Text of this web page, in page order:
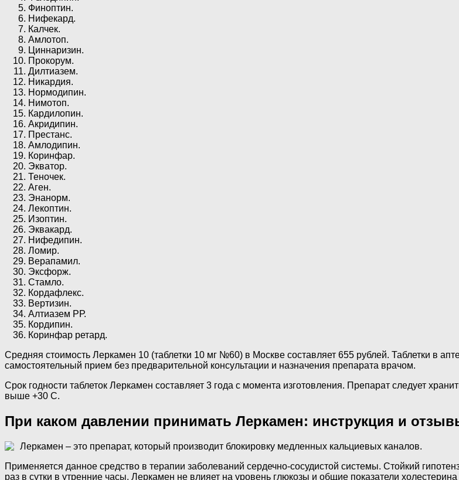
Финоптин.
Нифекард.
Калчек.
Амлотоп.
Циннаризин.
Прокорум.
Дилтиазем.
Никардия.
Нормодипин.
Нимотоп.
Кардилопин.
Акридипин.
Престанс.
Амлодипин.
Коринфар.
Экватор.
Теночек.
Аген.
Энанорм.
Лекоптин.
Изоптин.
Эквакард.
Нифедипин.
Ломир.
Верапамил.
Эксфорж.
Стамло.
Кордафлекс.
Вертизин.
Алтиазем РР.
Кордипин.
Коринфар ретард.
Средняя стоимость Леркамен 10 (таблетки 10 мг №60) в Москве составляет 655 рублей. Таблетки в
самостоятельный прием без предварительной консультации и назначения препарата врачом.
Срок годности таблеток Леркамен составляет 3 года с момента изготовления. Препарат следует
выше +30 С.
При каком давлении принимать Леркамен: инструкция и
Леркамен – это препарат, который производит блокировку медленных кальциевых каналов.
Применяется данное средство в терапии заболеваний сердечно-сосудистой системы. Стойкий
раз в сутки в утренние часы. Леркамен не влияет на уровень глюкозы и общие показатели холестерина